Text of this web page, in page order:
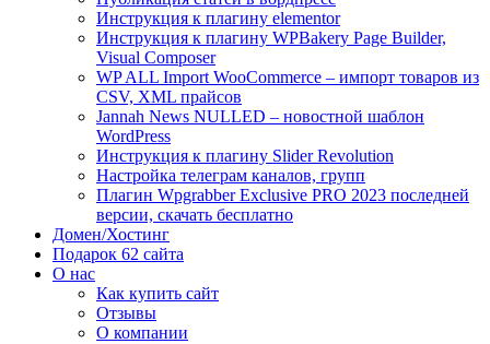
Инструкция к плагину elementor
Инструкция к плагину WPBakery Page Builder,
Visual Composer
WP ALL Import WooCommerce – импорт товаров из
CSV, XML прайсов
Jannah News NULLED – новостной шаблон
WordPress
Инструкция к плагину Slider Revolution
Настройка телеграм каналов, групп
Плагин Wpgrabber Exclusive PRO 2023 последней
версии, скачать бесплатно
Домен/Хостинг
Подарок 62 сайта
О нас
Как купить сайт
Отзывы
О компании